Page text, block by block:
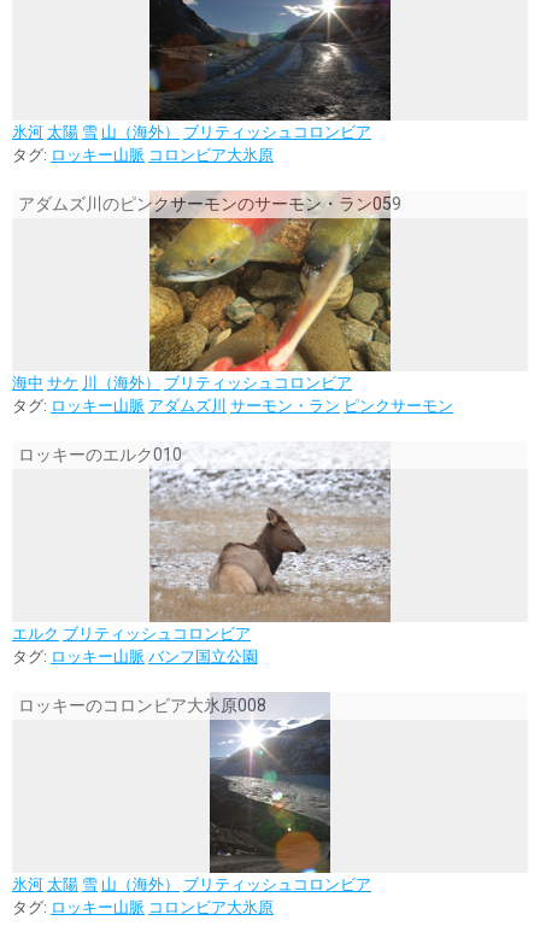
氷河 太陽 雪 山（海外）
ブリティッシュコロンビア
タグ: ロッキー山脈 コロンビア大氷原
アダムズ川のピンクサーモンのサーモン・ラン059
海中 サケ 川（海外）
ブリティッシュコロンビア
タグ: ロッキー山脈 アダムズ川 サーモン・ラン ピンクサーモン
ロッキーのエルク010
エルク ブリティッシュコロンビア
タグ: ロッキー山脈 バンフ国立公園
ロッキーのコロンビア大氷原008
氷河 太陽 雪 山（海外）
ブリティッシュコロンビア
タグ: ロッキー山脈 コロンビア大氷原